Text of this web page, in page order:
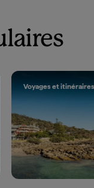
Voyages et itinéraires